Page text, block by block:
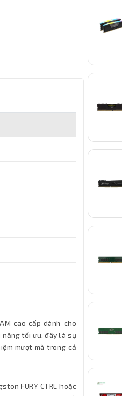
cao cấp dành cho
năng tối ưu, đây là sự
mượt mà trong cả
FURY CTRL hoặc